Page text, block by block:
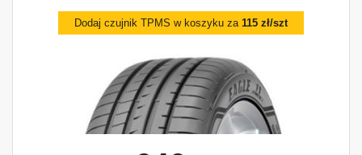
Dodaj czujnik TPMS w koszyku za 115 zł/szt